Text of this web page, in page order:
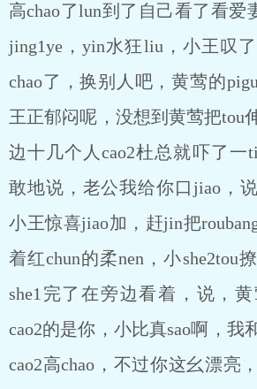
高chao了lun到了自己看了看爱
jing1ye，yin水狂liu，小王叹
chao了，换别人吧，黄莺的
王正郁闷呢，没想到黄莺把tou
边十几个人cao2杜总就吓了一
敢地说，老公我给你口jiao，
小王惊喜jiao加，赶jin把
着红chun的柔nen，小she2tou
she1完了在旁边看着，说，
cao2的是你，小比真sao啊，我
cao2高chao，不过你这幺漂亮